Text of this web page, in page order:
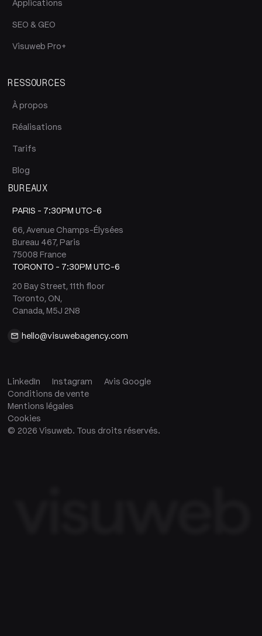
Applications
SEO & GEO
Visuweb Pro+
RESSOURCES
À propos
Réalisations
Tarifs
Blog
BUREAUX
PARIS - 7:30PM UTC-6
66, Avenue Champs-Élysées
Bureau 467, Paris
75008 France
TORONTO - 7:30PM UTC-6
20 Bay Street, 11th floor
Toronto, ON,
Canada, M5J 2N8
hello@visuwebagency.com
LinkedIn Instagram Avis Google
© 2026 Visuweb. Tous droits réservés.
Conditions de vente
Mentions légales
Cookies